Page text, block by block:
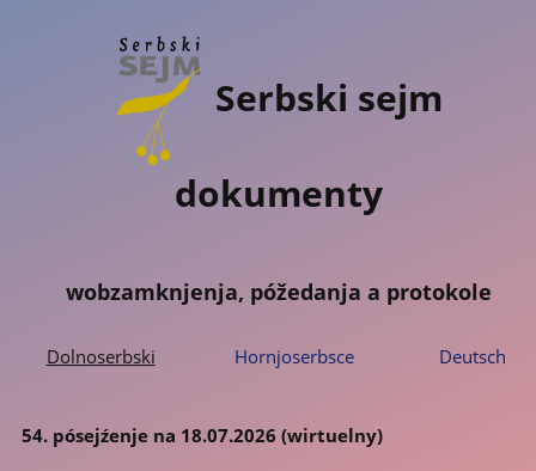
Dolnoserbski Hornjoserbsce Deutsch
Serbski sejm
dokumenty
wobzamknjenja, póžedanja a protokole
54. pósejźenje na 18.07.2026 (wirtuelny)